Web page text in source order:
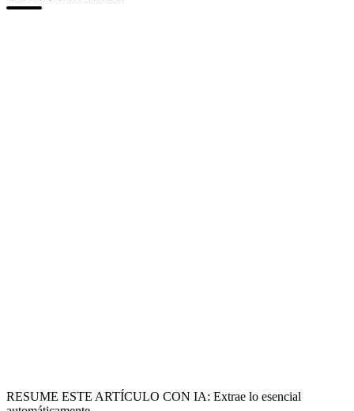
RESUME ESTE ARTÍCULO CON IA: Extrae lo esencial